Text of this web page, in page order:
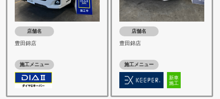
店舗名
豊田錦店
施工メニュー
店舗名
豊田錦店
施工メニュー
新車
施工